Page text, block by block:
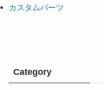
カスタムパーツ
Category